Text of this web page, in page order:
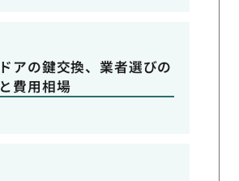
アの鍵交換、業者選びの
費用相場